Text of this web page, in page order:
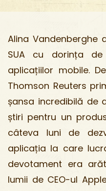
Alina Vandenberghe
SUA cu dorința
aplicațiilor mobile.
Thomson Reuters
șansa incredibilă de
știri pentru un
câteva luni de
aplicația la care
devotament era
lumii de CEO-ul